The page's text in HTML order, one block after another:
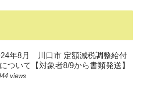
年8月 川口市 定額減税調整給付
ついて【対象者8/9から書類発送】
views